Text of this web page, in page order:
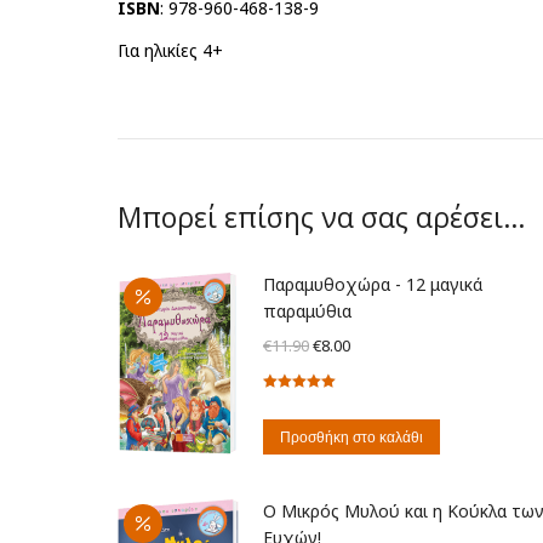
ISBN: 978-960-468-138-9
Για ηλικίες 4+
Μπορεί επίσης να σας αρέσει…
Παραμυθοχώρα - 12 μαγικά
παραμύθια
€11.90Original
price
€11.90.
€8.00Η
είναι:
με5.00από
Προσθήκη στο καλάθι
Ο Μικρός Μυλού και η Κούκλα των
Ευχών!